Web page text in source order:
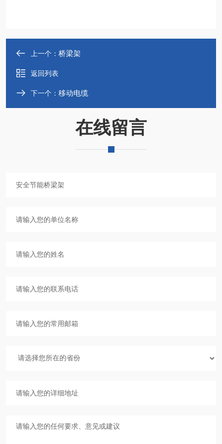
上一个： 桥梁架
返回列表
下一个： 移动电缆
在线留言